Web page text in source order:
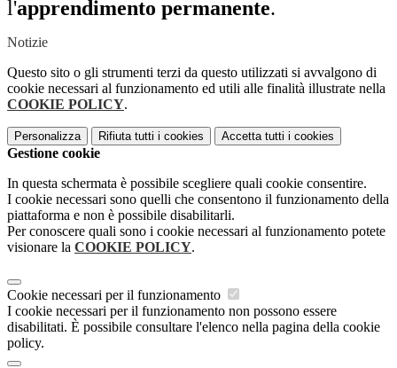
l'apprendimento permanente.
Notizie
Questo sito o gli strumenti terzi da questo utilizzati si avvalgono di
cookie necessari al funzionamento ed utili alle finalità illustrate nella
COOKIE POLICY.
Personalizza Rifiuta tutti i cookies Accetta tutti i cookies
Gestione cookie
In questa schermata è possibile scegliere quali cookie consentire.
I cookie necessari sono quelli che consentono il funzionamento della
piattaforma e non è possibile disabilitarli.
Per conoscere quali sono i cookie necessari al funzionamento potete
visionare la COOKIE POLICY.
Cookie necessari per il funzionamento
I cookie necessari per il funzionamento non possono essere
disabilitati. È possibile consultare l'elenco nella pagina della cookie
policy.